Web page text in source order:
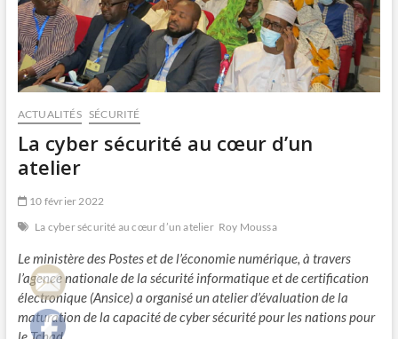
ACTUALITÉS SÉCURITÉ
La cyber sécurité au cœur d’un
atelier
10 février 2022
La cyber sécurité au cœur d’un atelier Roy Moussa
Le ministère des Postes et de l’économie numérique, à travers
l’agence nationale de la sécurité informatique et de certification
électronique (Ansice) a organisé un atelier d’évaluation de la
maturation de la capacité de cyber sécurité pour les nations pour